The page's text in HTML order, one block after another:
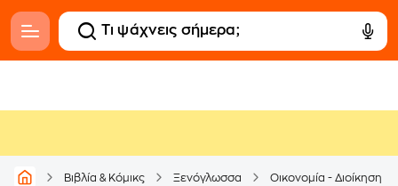
Βιβλία & Κόμικς Ξενόγλωσσα Οικονομία - Διοίκηση